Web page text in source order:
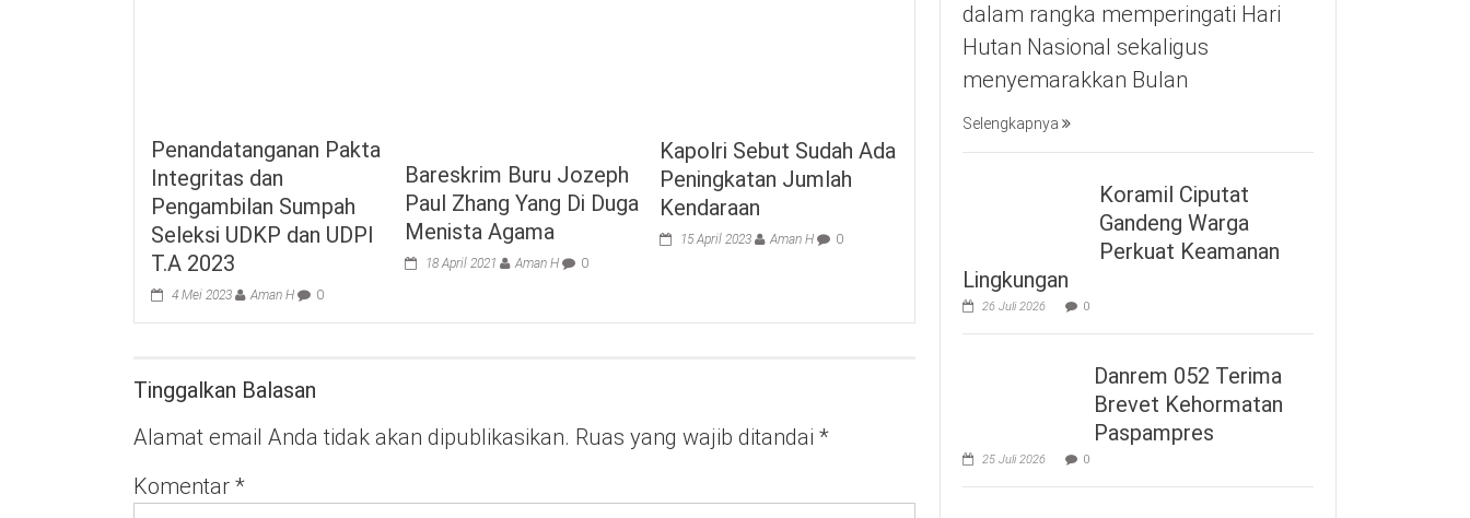
Penandatanganan Pakta
Integritas dan
Pengambilan Sumpah
Seleksi UDKP dan UDPI
T.A 2023
4 Mei 2023 Aman H 0
Bareskrim Buru Jozeph
Paul Zhang Yang Di Duga
Menista Agama
18 April 2021 Aman H 0
Kapolri Sebut Sudah Ada
Peningkatan Jumlah
Kendaraan
15 April 2023 Aman H 0
Tinggalkan Balasan
Alamat email Anda tidak akan dipublikasikan. Ruas yang wajib ditandai *
Komentar *
dalam rangka memperingati Hari
Hutan Nasional sekaligus
menyemarakkan Bulan
Selengkapnya
Koramil Ciputat
Gandeng Warga
Perkuat Keamanan
Lingkungan
26 Juli 2026 0
Danrem 052 Terima
Brevet Kehormatan
Paspampres
25 Juli 2026 0